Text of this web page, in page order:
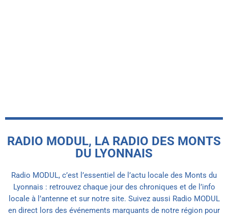
RADIO MODUL, LA RADIO DES MONTS
DU LYONNAIS
Radio MODUL, c’est l’essentiel de l’actu locale des Monts du
Lyonnais : retrouvez chaque jour des chroniques et de l’info
locale à l’antenne et sur notre site. Suivez aussi Radio MODUL
en direct lors des événements marquants de notre région pour